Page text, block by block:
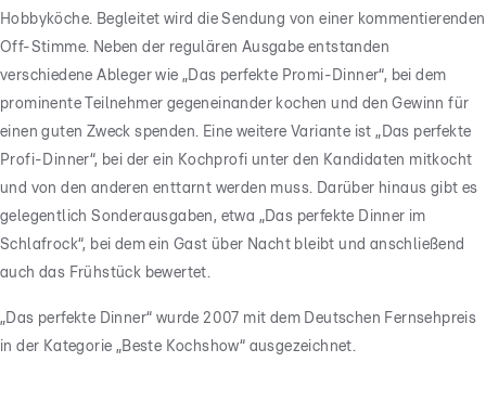
Hobbyköche. Begleitet wird die Sendung von einer kommentierenden
Off-Stimme. Neben der regulären Ausgabe entstanden
verschiedene Ableger wie „Das perfekte Promi-Dinner“, bei dem
prominente Teilnehmer gegeneinander kochen und den Gewinn für
einen guten Zweck spenden. Eine weitere Variante ist „Das perfekte
Profi-Dinner“, bei der ein Kochprofi unter den Kandidaten mitkocht
und von den anderen enttarnt werden muss. Darüber hinaus gibt es
gelegentlich Sonderausgaben, etwa „Das perfekte Dinner im
Schlafrock“, bei dem ein Gast über Nacht bleibt und anschließend
auch das Frühstück bewertet.
„Das perfekte Dinner“ wurde 2007 mit dem Deutschen Fernsehpreis
in der Kategorie „Beste Kochshow“ ausgezeichnet.